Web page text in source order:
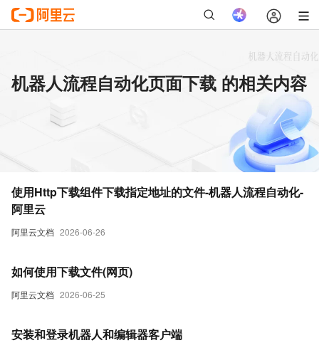
机器人流程自动化页面下载 的相关内容
阿里云文档 2026-06-26
使用Http下载组件下载指定地址的文件-机器人流程自动化-
阿里云
阿里云文档 2026-06-25
如何使用下载文件(网页)
安装和登录机器人和编辑器客户端